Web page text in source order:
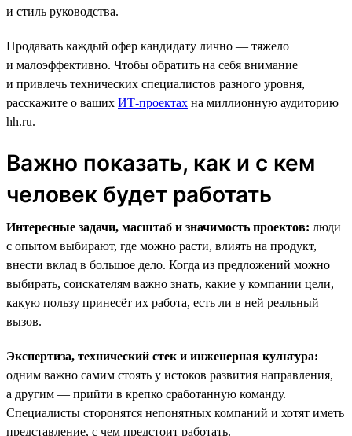
и стиль руководства.
Продавать каждый офер кандидату лично — тяжело
и малоэффективно. Чтобы обратить на себя внимание
и привлечь технических специалистов разного уровня,
расскажите о ваших ИТ-проектах на миллионную аудиторию
hh.ru.
Важно показать, как и с кем
человек будет работать
Интересные задачи, масштаб и значимость проектов: люди
с опытом выбирают, где можно расти, влиять на продукт,
внести вклад в большое дело. Когда из предложений можно
выбирать, соискателям важно знать, какие у компании цели,
какую пользу принесёт их работа, есть ли в ней реальный
вызов.
Экспертиза, технический стек и инженерная культура:
одним важно самим стоять у истоков развития направления,
а другим — прийти в крепко сработанную команду.
Специалисты сторонятся непонятных компаний и хотят иметь
представление, с чем предстоит работать.